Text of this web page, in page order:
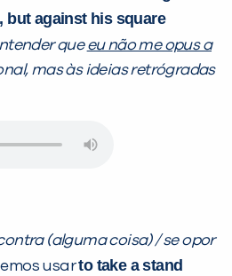
but against his square
queeu não me opus a
mas às ideias retrógradas
(alguma coisa) / se opor
usarto take a stand